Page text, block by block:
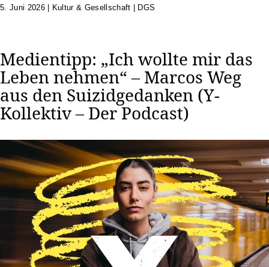
5. Juni 2026| Kultur & Gesellschaft | DGS
Medientipp: „Ich wollte mir das
Leben nehmen“ – Marcos Weg
aus den Suizidgedanken (Y-
Kollektiv – Der Podcast)